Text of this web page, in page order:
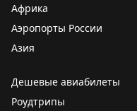
ETIAS для граждан не-
официальный сайт
года, эксперты
ETIAS работает по
позволяет получить
въезд в Шенген.
Африка
Аэропорты России
Азия
Дешевые авиабилеты
Роудтрипы